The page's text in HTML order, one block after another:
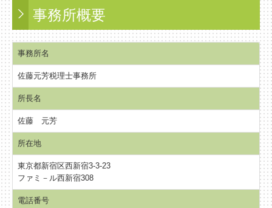
事務所概要
事務所名
佐藤元芳税理士事務所
所長名
佐藤 元芳
所在地
東京都新宿区西新宿3-3-23
ファミ－ル西新宿308
電話番号